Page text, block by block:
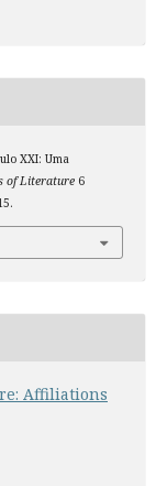
XXI: Uma
of Literature6
Affiliations